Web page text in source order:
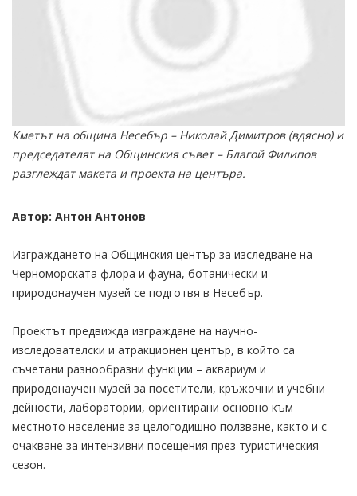
Кметът на община Несебър – Николай Димитров (вдясно) и
председателят на Общинския съвет – Благой Филипов
разглеждат макета и проекта на центъра.
Автор: Антон Антонов
Изграждането на Общинския център за изследване на
Черноморската флора и фауна, ботанически и
природонаучен музей се подготвя в Несебър.
Проектът предвижда изграждане на научно-
изследователски и атракционен център, в който са
съчетани разнообразни функции – аквариум и
природонаучен музей за посетители, кръжочни и учебни
дейности, лаборатории, ориентирани основно към
местното население за целогодишно ползване, както и с
очакване за интензивни посещения през туристическия
сезон.